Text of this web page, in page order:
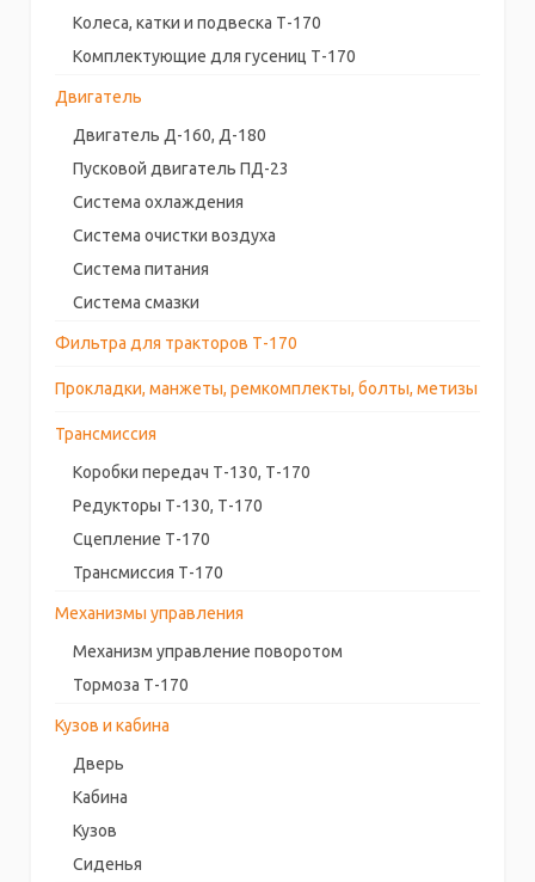
Колеса, катки и подвеска Т-170
Комплектующие для гусениц Т-170
Двигатель
Двигатель Д-160, Д-180
Пусковой двигатель ПД-23
Система охлаждения
Система очистки воздуха
Система питания
Система смазки
Фильтра для тракторов Т-170
Прокладки, манжеты, ремкомплекты, болты, метизы
Трансмиссия
Коробки передач Т-130, Т-170
Редукторы Т-130, Т-170
Сцепление Т-170
Трансмиссия Т-170
Механизмы управления
Механизм управление поворотом
Тормоза Т-170
Кузов и кабина
Дверь
Кабина
Кузов
Сиденья